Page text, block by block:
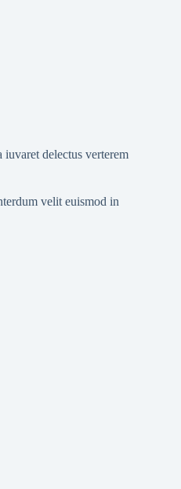
delectus verterem
velit euismod in